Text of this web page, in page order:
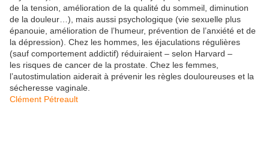
de la tension, amélioration de la qualité du sommeil, diminution
de la douleur…), mais aussi psychologique (vie sexuelle plus
épanouie, amélioration de l’humeur, prévention de l’anxiété et de
la dépression). Chez les hommes, les éjaculations régulières
(sauf comportement addictif) réduiraient – selon Harvard –
les risques de cancer de la prostate. Chez les femmes,
l’autostimulation aiderait à prévenir les règles douloureuses et la
sécheresse vaginale.
Clément Pétreault